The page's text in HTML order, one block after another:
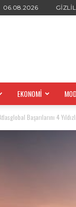
06.08.2026
EKONOMİ
Başarılarını 4